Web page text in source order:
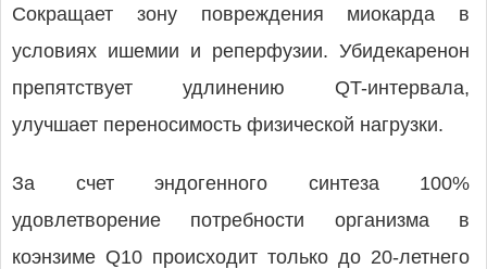
Сокращает зону повреждения миокарда в
условиях ишемии и реперфузии. Убидекаренон
препятствует удлинению QT-интервала,
улучшает переносимость физической нагрузки.
За счет эндогенного синтеза 100%
удовлетворение потребности организма в
коэнзиме Q10 происходит только до 20-летнего